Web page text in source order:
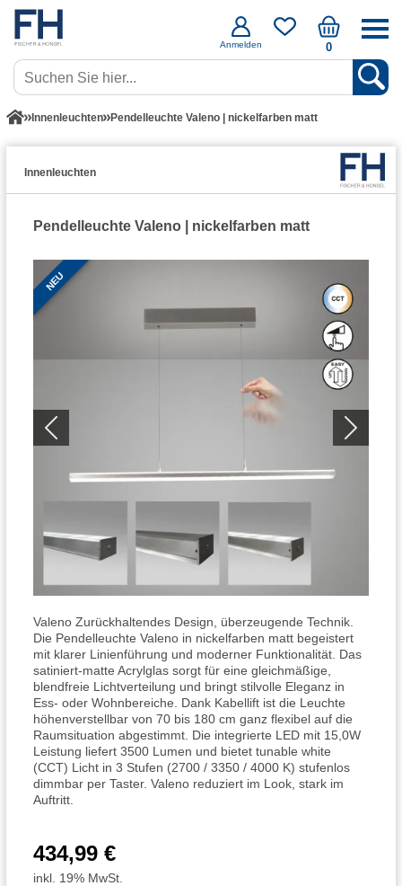
Anmelden 0
Innenleuchten Pendelleuchte Valeno | nickelfarben matt
Innenleuchten
Pendelleuchte Valeno | nickelfarben matt
NEU
Valeno Zurückhaltendes Design, überzeugende Technik.
Die Pendelleuchte Valeno in nickelfarben matt begeistert
mit klarer Linienführung und moderner Funktionalität. Das
satiniert-matte Acrylglas sorgt für eine gleichmäßige,
blendfreie Lichtverteilung und bringt stilvolle Eleganz in
Ess- oder Wohnbereiche. Dank Kabellift ist die Leuchte
höhenverstellbar von 70 bis 180 cm ganz flexibel auf die
Raumsituation abgestimmt. Die integrierte LED mit 15,0W
Leistung liefert 3500 Lumen und bietet tunable white
(CCT) Licht in 3 Stufen (2700 / 3350 / 4000 K) stufenlos
dimmbar per Taster. Valeno reduziert im Look, stark im
Auftritt.
434,99 €
inkl. 19% MwSt.